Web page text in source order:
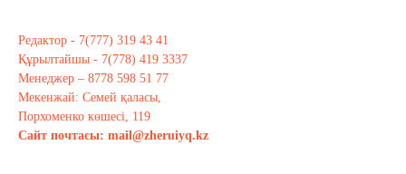
Редактор - 7(777) 319 43 41
Құрылтайшы - 7(778) 419 3337
Менеджер – 8778 598 51 77
Мекенжай: Семей қаласы,
Порхоменко көшесі, 119
Сайт почтасы: mail@zheruiyq.kz